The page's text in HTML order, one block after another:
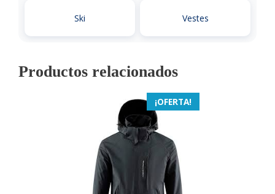
Ski Vestes
Productos relacionados
¡OFERTA!